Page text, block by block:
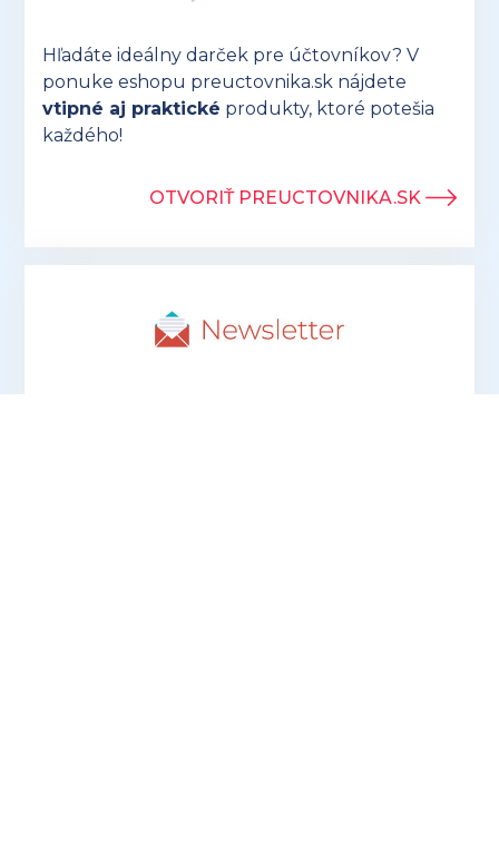
Hľadáte ideálny darček pre účtovníkov? V
ponuke eshopu preuctovnika.sk nájdete
vtipné aj praktické produkty, ktoré potešia
každého!
OTVORIŤ PREUCTOVNIKA.SK